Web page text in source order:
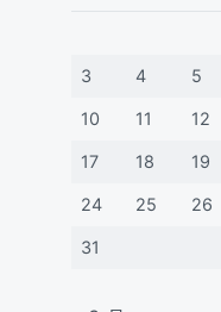
3 4 5
10 11 12
17 18 19
24 25 26
31